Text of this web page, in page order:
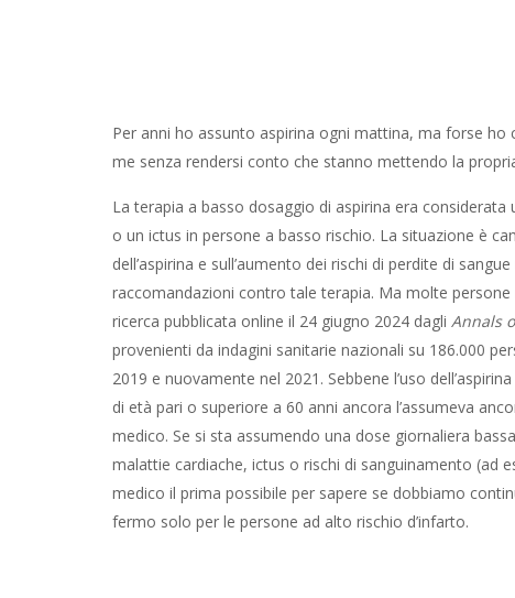
Per anni ho assunto aspirina ogni mattina, ma forse
me senza rendersi conto che stanno mettendo la
La terapia a basso dosaggio di aspirina era
o un ictus in persone a basso rischio. La situazione è
dell’aspirina e sull’aumento dei rischi di perdite di
raccomandazioni contro tale terapia. Ma molte
ricerca pubblicata online il 24 giugno 2024 dagli Annals
provenienti da indagini sanitarie nazionali su 186.000
2019 e nuovamente nel 2021. Sebbene l’uso
di età pari o superiore a 60 anni ancora l’assumeva
medico. Se si sta assumendo una dose giornaliera
malattie cardiache, ictus o rischi di sanguinamento (ad
medico il prima possibile per sapere se dobbiamo
fermo solo per le persone ad alto rischio d’infarto.